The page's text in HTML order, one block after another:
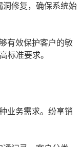
洞修复，确保系统始
有效保护客户的敏
标准要求。
业务需求。纷享销